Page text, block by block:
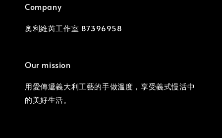
Company
奧利維芮工作室 87396958
Our mission
用愛傳遞義大利工藝的手做溫度，享受義式慢活中
的美好生活。